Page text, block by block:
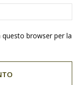
browser per la